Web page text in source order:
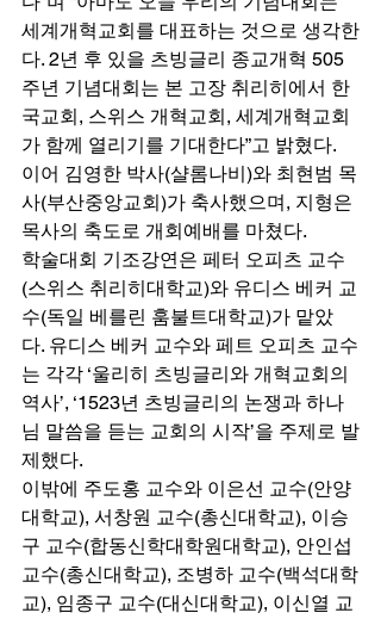
세계개혁교회를 대표하는 것으로 생각한
다. 2년 후 있을 츠빙글리 종교개혁 505
주년 기념대회는 본 고장 취리히에서 한
국교회, 스위스 개혁교회, 세계개혁교회
가 함께 열리기를 기대한다”고 밝혔다.
이어 김영한 박사(샬롬나비)와 최현범 목
사(부산중앙교회)가 축사했으며, 지형은
목사의 축도로 개회예배를 마쳤다.
학술대회 기조강연은 페터 오피츠 교수
(스위스 취리히대학교)와 유디스 베커 교
수(독일 베를린 훔불트대학교)가 맡았
다. 유디스 베커 교수와 페트 오피츠 교수
는 각각 ‘울리히 츠빙글리와 개혁교회의
역사’, ‘1523년 츠빙글리의 논쟁과 하나
님 말씀을 듣는 교회의 시작’을 주제로 발
제했다.
이밖에 주도홍 교수와 이은선 교수(안양
대학교), 서창원 교수(총신대학교), 이승
구 교수(합동신학대학원대학교), 안인섭
교수(총신대학교), 조병하 교수(백석대학
교), 임종구 교수(대신대학교), 이신열 교